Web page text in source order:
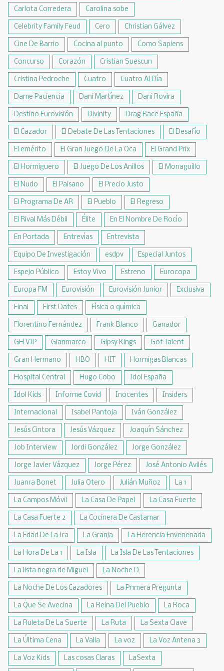
Carlota Corredera Carolina sobe
Celebrity Family Feud Cero Christian Gálvez
Cine De Barrio Cocina al punto Como Sapiens
Concurso Corazón Cristian Suescun
Cristina Pedroche Cuatro Cuatro Al Día
Dame Paciencia Dani Martínez Dani Rovira
Destino Eurovisión Divinity Drag Race España
El Cazador El Debate De Las Tentaciones El Desafío
El emérito El Gran Juego De La Oca El Grand Prix
El Hormiguero El Juego De Los Anillos El Monaguillo
El Nudo El Paisano El Precio Justo
El Programa De AR El Pueblo El Regreso
El Rival Más Débil Élite En El Nombre De Rocío
En Portada Entrevías Entrevista
Equipo De Investigación esdpv Especial Juntos
Espejo Público Estoy Vivo Estreno Eurocopa
Europa FM Eurovisión Eurovisión Junior Exclusiva
Final First Dates Física o química
Florentino Fernández Frank Blanco Ganador
GH VIP Gianmarco Gipsy Kings Got Talent
Gran Hermano HBO HIT Hormigas Blancas
Hospital Central Hugo Cobo Idol España
Idol Kids Informe Covid Inocentes Insiders
Internacional Isabel Pantoja Iván González
Jesús Cintora Jesús Vázquez Joaquín Sánchez
Job Interview Jordi González Jorge González
Jorge Javier Vázquez Jorge Pérez José Antonio Avilés
Juanra Bonet Julia Otero Julián Muñoz La 1
La Campos Móvil La Casa De Papel La Casa Fuerte
La Casa Fuerte 2 La Cocinera De Castamar
La Edad De La Ira La Granja La Herencia Envenenada
La Hora De La 1 La Isla La Isla De Las Tentaciones
La lista negra de Miguel La Noche D
La Noche De Los Cazadores La Pr1mera Pregunta
La Que Se Avecina La Reina Del Pueblo La Roca
La Ruleta De La Suerte La Ruta La Sexta Clave
La Última Cena La Valla La voz La Voz Antena 3
La Voz Kids Las cosas Claras LaSexta